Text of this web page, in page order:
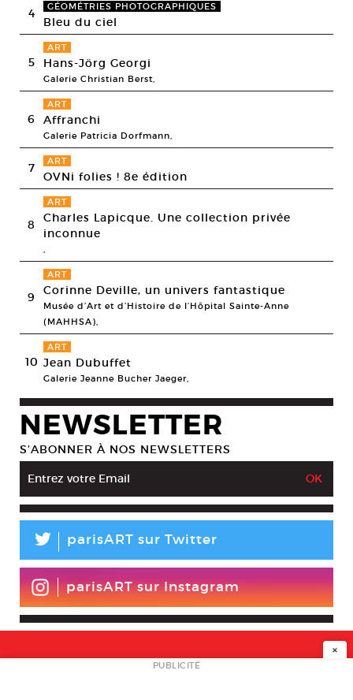
4 GÉOMÉTRIES PHOTOGRAPHIQUES
Bleu du ciel
5
ART
Hans-Jörg Georgi
Galerie Christian Berst,
6
ART
Affranchi
Galerie Patricia Dorfmann,
7 ART
OVNi folies ! 8e édition
8
ART
Charles Lapicque. Une collection privée
inconnue
,
9
ART
Corinne Deville, un univers fantastique
Musée d’Art et d’Histoire de l’Hôpital Sainte-Anne
(MAHHSA),
10
ART
Jean Dubuffet
Galerie Jeanne Bucher Jaeger,
NEWSLETTER
S’ABONNER À NOS NEWSLETTERS
L parisART sur Twitter
parisART sur Instagram
NEWSLETTER
×
PUBLICITÉ